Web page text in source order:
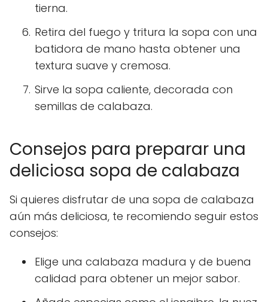
tierna.
Retira del fuego y tritura la sopa con una
batidora de mano hasta obtener una
textura suave y cremosa.
Sirve la sopa caliente, decorada con
semillas de calabaza.
Consejos para preparar una
deliciosa sopa de calabaza
Si quieres disfrutar de una sopa de calabaza
aún más deliciosa, te recomiendo seguir estos
consejos:
Elige una calabaza madura y de buena
calidad para obtener un mejor sabor.